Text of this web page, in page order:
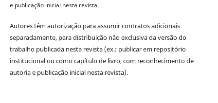
e publicação inicial nesta revista.
Autores têm autorização para assumir contratos adicionais
separadamente, para distribuição não exclusiva da versão do
trabalho publicada nesta revista (ex.: publicar em repositório
institucional ou como capítulo de livro, com reconhecimento de
autoria e publicação inicial nesta revista).